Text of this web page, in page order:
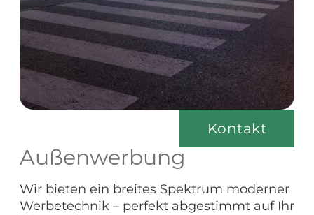
Kontakt
Außenwerbung
Wir bieten ein breites Spektrum moderner
Werbetechnik – perfekt abgestimmt auf Ihr